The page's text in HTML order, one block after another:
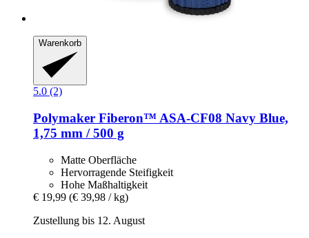
Warenkorb
5.0 (2)
Polymaker Fiberon™ ASA-​CF08 Navy Blue,
1,75 mm / 500 g
Matte Oberfläche
Hervorragende Steifigkeit
Hohe Maßhaltigkeit
€ 19,99 (€ 39,98 / kg)
Zustellung bis 12. August